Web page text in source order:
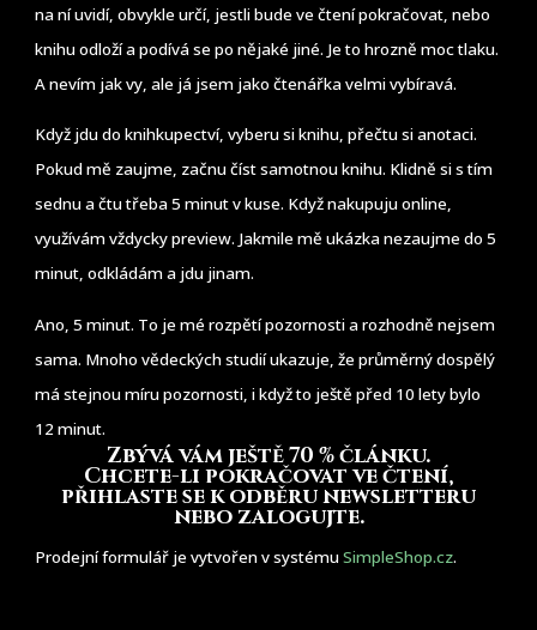
na ní uvidí, obvykle určí, jestli bude ve čtení pokračovat, nebo
knihu odloží a podívá se po nějaké jiné. Je to hrozně moc tlaku.
A nevím jak vy, ale já jsem jako čtenářka velmi vybíravá.
Když jdu do knihkupectví, vyberu si knihu, přečtu si anotaci.
Pokud mě zaujme, začnu číst samotnou knihu. Klidně si s tím
sednu a čtu třeba 5 minut v kuse. Když nakupuju online,
využívám vždycky preview. Jakmile mě ukázka nezaujme do 5
minut, odkládám a jdu jinam.
Ano, 5 minut. To je mé rozpětí pozornosti a rozhodně nejsem
sama. Mnoho vědeckých studií ukazuje, že průměrný dospělý
má stejnou míru pozornosti, i když to ještě před 10 lety bylo
12 minut.
Zbývá vám ještě 70 % článku.
Chcete-li pokračovat ve čtení,
přihlaste se k odběru newsletteru
nebo zalogujte.
Prodejní formulář je vytvořen v systémuSimpleShop.cz.